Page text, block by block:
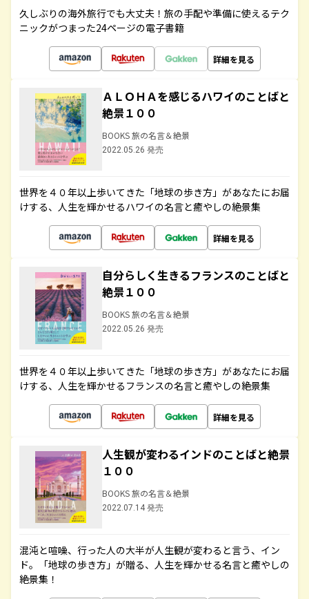
久しぶりの海外旅行でも大丈夫！旅の手配や準備に使えるテク
ニックがつまった24ページの電子書籍
詳細を見る
ＡＬＯＨＡを感じるハワイのことばと
絶景１００
BOOKS 旅の名言＆絶景
2022.05.26 発売
世界を４０年以上歩いてきた「地球の歩き方」があなたにお届
けする、人生を輝かせるハワイの名言と癒やしの絶景集
詳細を見る
自分らしく生きるフランスのことばと
絶景１００
BOOKS 旅の名言＆絶景
2022.05.26 発売
世界を４０年以上歩いてきた「地球の歩き方」があなたにお届
けする、人生を輝かせるフランスの名言と癒やしの絶景集
詳細を見る
人生観が変わるインドのことばと絶景
１００
BOOKS 旅の名言＆絶景
2022.07.14 発売
混沌と喧噪、行った人の大半が人生観が変わると言う、イン
ド。「地球の歩き方」が贈る、人生を輝かせる名言と癒やしの
絶景集！